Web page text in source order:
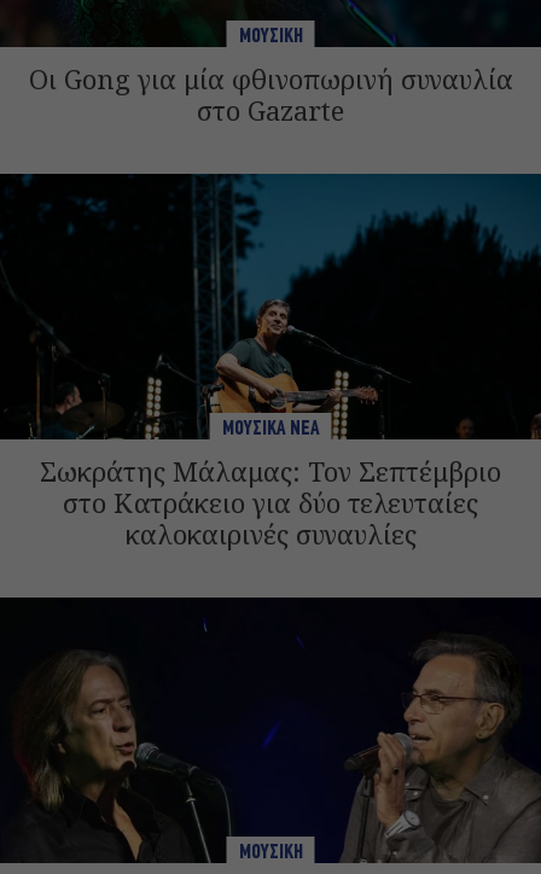
ΜΟΥΣΙΚΗ
Οι Gong για μία φθινοπωρινή συναυλία
στο Gazarte
ΜΟΥΣΙΚΑ ΝΕΑ
Σωκράτης Μάλαμας: Τον Σεπτέμβριο
στο Κατράκειο για δύο τελευταίες
καλοκαιρινές συναυλίες
ΜΟΥΣΙΚΗ